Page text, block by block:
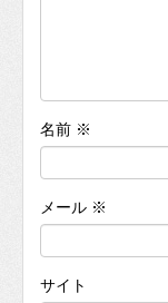
名前 ※
メール ※
サイト